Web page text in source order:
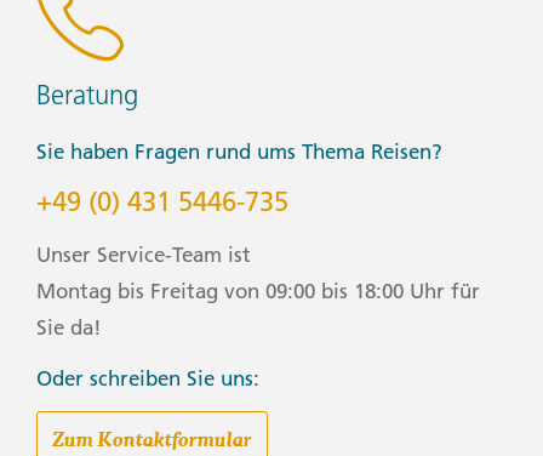
Beratung
Sie haben Fragen rund ums Thema Reisen?
+49 (0) 431 5446-735
Unser Service-Team ist
Montag bis Freitag von 09:00 bis 18:00 Uhr für
Sie da!
Oder schreiben Sie uns:
Zum Kontaktformular